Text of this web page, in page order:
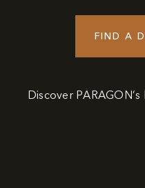
FIND A
Discover